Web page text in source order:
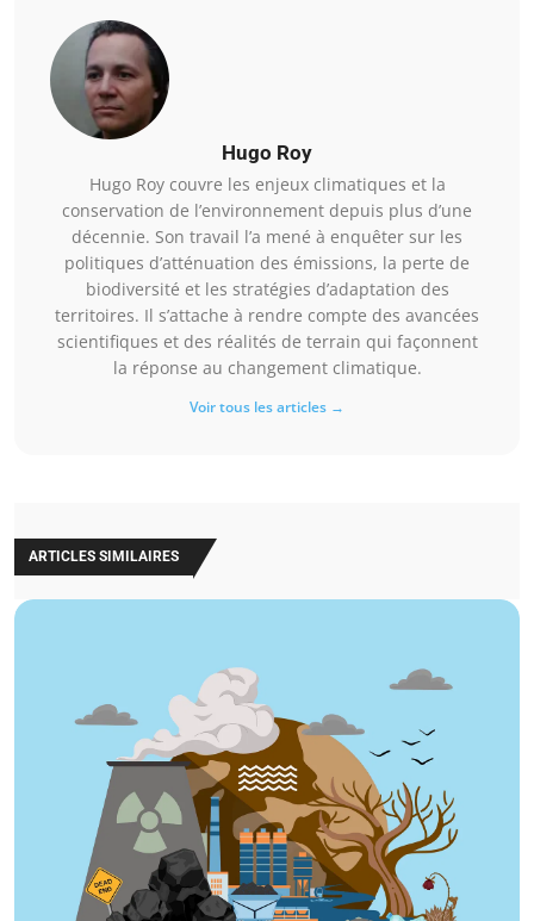
Hugo Roy
Hugo Roy couvre les enjeux climatiques et la
conservation de l’environnement depuis plus d’une
décennie. Son travail l’a mené à enquêter sur les
politiques d’atténuation des émissions, la perte de
biodiversité et les stratégies d’adaptation des
territoires. Il s’attache à rendre compte des avancées
scientifiques et des réalités de terrain qui façonnent
la réponse au changement climatique.
Voir tous les articles →
ARTICLES SIMILAIRES